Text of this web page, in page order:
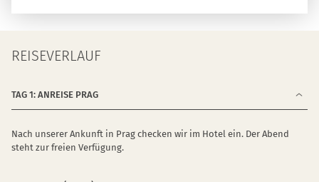
REISEVERLAUF
TAG 1: ANREISE PRAG
Nach unserer Ankunft in Prag checken wir im Hotel ein. Der Abend
steht zur freien Verfügung.